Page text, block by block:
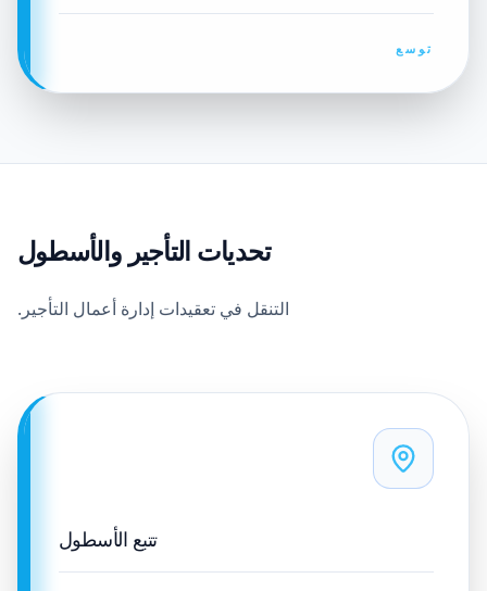
توسع
تحديات التأجير والأسطول
التنقل في تعقيدات إدارة أعمال التأجير.
تتبع الأسطول